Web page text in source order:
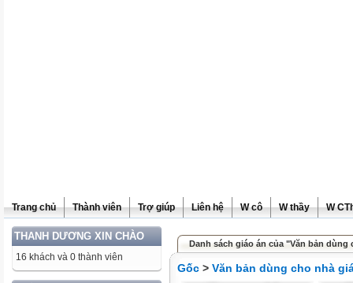
Trang chủ Thành viên Trợ giúp Liên hệ W cô W thầy W
THANH DƯƠNG XIN CHÀO
16 khách và 0 thành viên
Danh sách giáo án của "Văn bản dùng
Gốc > Văn bản dùng cho nhà